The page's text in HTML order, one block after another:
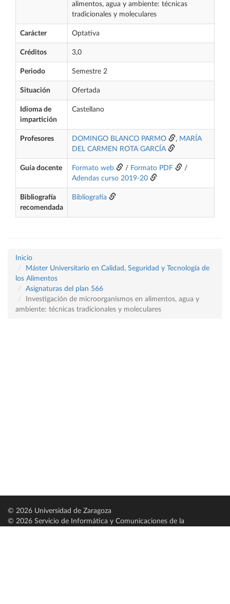
alimentos, agua y ambiente: técnicas
tradicionales y moleculares
Carácter Optativa
Créditos 3,0
Periodo Semestre 2
Situación Ofertada
Idioma de
impartición
Castellano
Profesores DOMINGO BLANCO PARMO , MARÍA
DEL CARMEN ROTA GARCÍA
Guía docente Formato web / Formato PDF
/
Adendas curso 2019-20
Bibliografía
recomendada
Bibliografía
Inicio
Máster Universitario en Calidad, Seguridad y Tecnología de
los Alimentos
Asignaturas del plan 566
Investigación de microorganismos en alimentos, agua y
ambiente: técnicas tradicionales y moleculares
© 2026 Universidad de Zaragoza
© 2026 Servicio de Informática y Comunicaciones de la